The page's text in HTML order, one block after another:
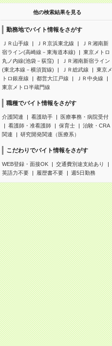
他の検索結果を見る
勤務地でバイト情報をさがす
ＪＲ山手線 ＪＲ京浜東北線
ＪＲ湘南新
宿ライン(高崎線－東海道本線)
東京メトロ
丸ノ内線(池袋－荻窪)
ＪＲ湘南新宿ライン
(東北本線－横須賀線)
ＪＲ総武線
東京メ
トロ銀座線
都営大江戸線
ＪＲ中央線
東京メトロ半蔵門線
職種でバイト情報をさがす
介護関連 看護助手
医療事務・病院受付
看護師・准看護師
保育士
治験・CRA
関連
研究開発関連（医療系）
こだわりでバイト情報をさがす
WEB登録・面接OK
交通費別途支給あり
英語力不要
履歴書不要 週5日勤務